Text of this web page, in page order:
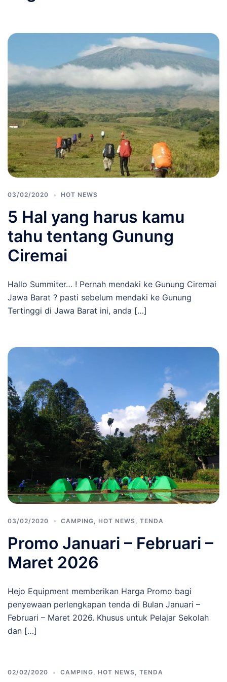
03/02/2020 HOT NEWS
5 Hal yang harus kamu
tahu tentang Gunung
Ciremai
Hallo Summiter… ! Pernah mendaki ke Gunung Ciremai
Jawa Barat ? pasti sebelum mendaki ke Gunung
Tertinggi di Jawa Barat ini, anda […]
03/02/2020 CAMPING HOT NEWS TENDA
Promo Januari – Februari –
Maret 2026
Hejo Equipment memberikan Harga Promo bagi
penyewaan perlengkapan tenda di Bulan Januari –
Februari – Maret 2026. Khusus untuk Pelajar Sekolah
dan […]
02/02/2020 CAMPING, HOT NEWS, TENDA